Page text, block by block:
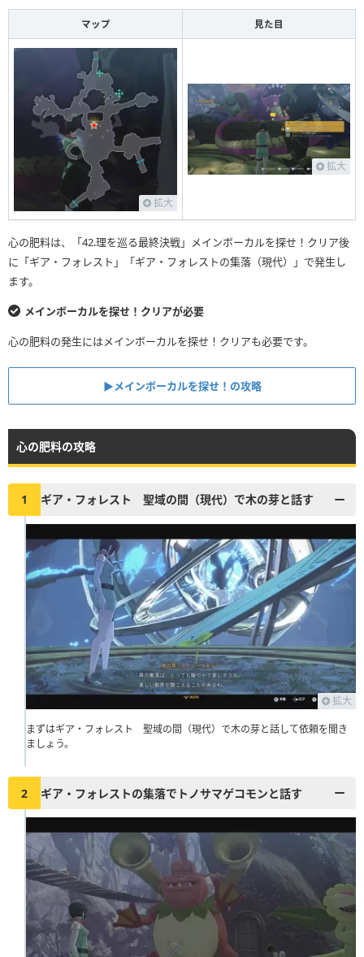
マップ 見た目
拡大
拡大
心の肥料は、「42.理を巡る最終決戦」メインボーカルを探せ！クリア後
に「ギア・フォレスト」「ギア・フォレストの集落（現代）」で発生し
ます。
メインボーカルを探せ！クリアが必要
心の肥料の発生にはメインボーカルを探せ！クリアも必要です。
▶︎メインボーカルを探せ！の攻略
心の肥料の攻略
1 ギア・フォレスト 聖域の間（現代）で木の芽と話す
拡大
まずはギア・フォレスト 聖域の間（現代）で木の芽と話して依頼を聞き
ましょう。
2 ギア・フォレストの集落でトノサマゲコモンと話す